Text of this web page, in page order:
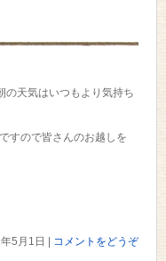
の天気はいつもより気持ち
すので皆さんのお越しを
5月1日
コメントをどうぞ